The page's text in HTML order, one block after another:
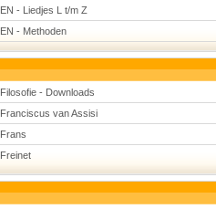
EN - Liedjes L t/m Z
EN - Methoden
Filosofie - Downloads
Franciscus van Assisi
Frans
Freinet